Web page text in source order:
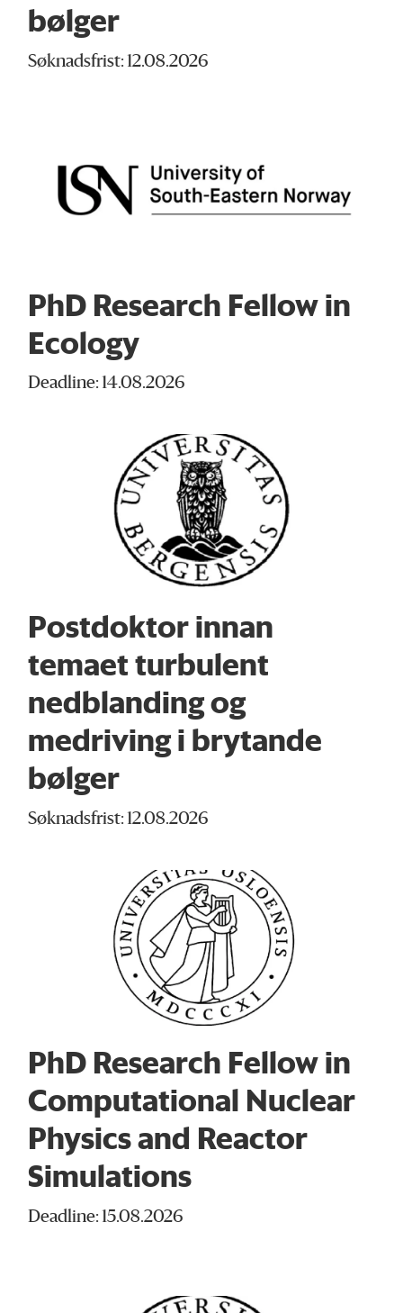
bølger
Søknadsfrist: 12.08.2026
PhD Research Fellow in
Ecology
Deadline: 14.08.2026
Postdoktor innan
temaet turbulent
nedblanding og
medriving i brytande
bølger
Søknadsfrist: 12.08.2026
PhD Research Fellow in
Computational Nuclear
Physics and Reactor
Simulations
Deadline: 15.08.2026